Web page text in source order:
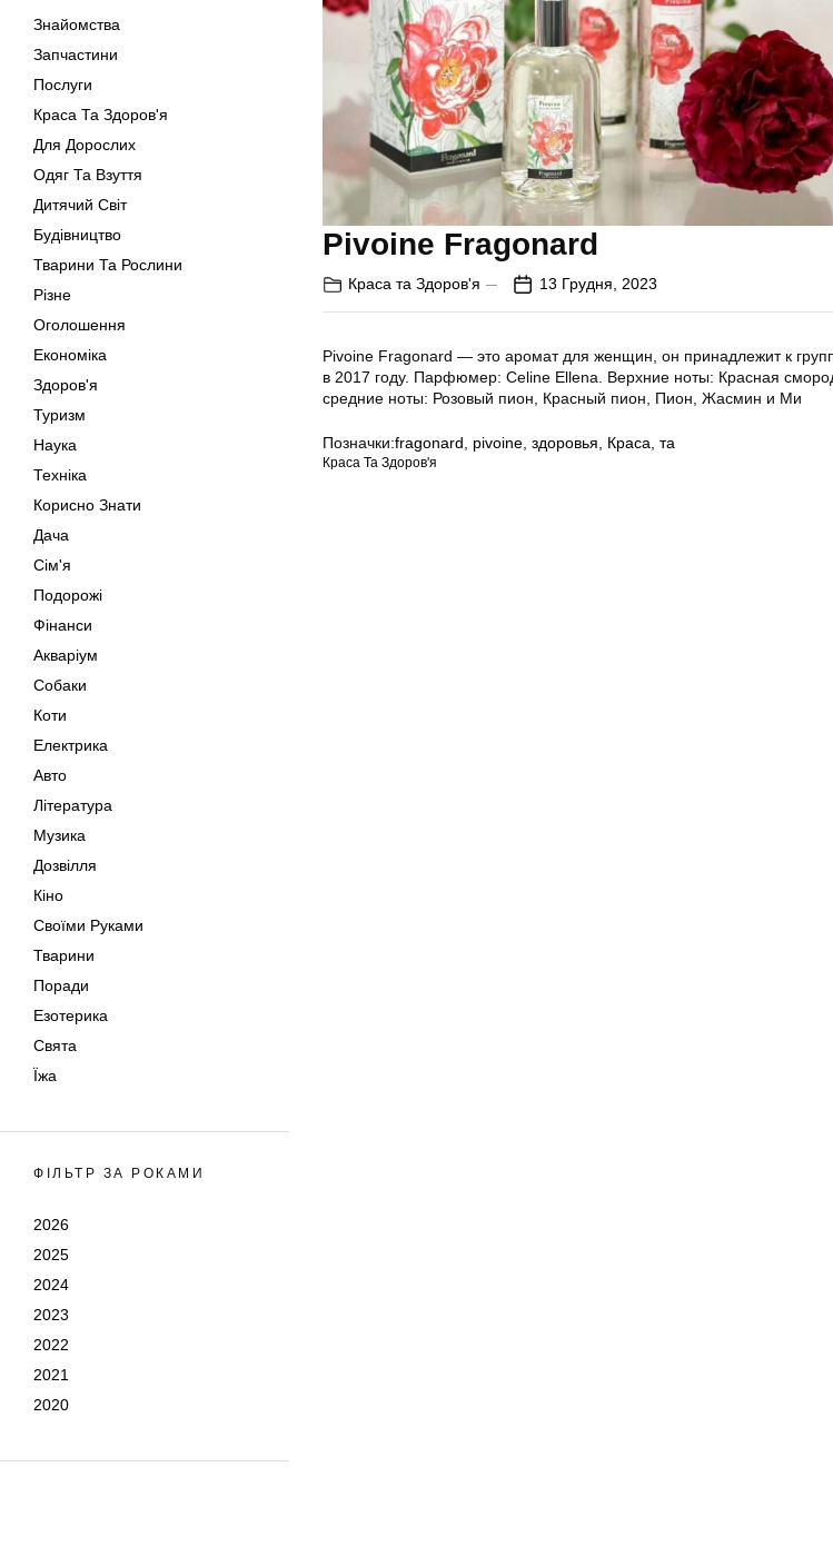
Знайомства
Запчастини
Послуги
Краса Та Здоров'я
Для Дорослих
Одяг Та Взуття
Дитячий Світ
Будівництво
Тварини Та Рослини
Різне
Оголошення
Економіка
Здоров'я
Туризм
Наука
Техніка
Корисно Знати
Дача
Сім'я
Подорожі
Фінанси
Акваріум
Собаки
Коти
Електрика
Авто
Література
Музика
Дозвілля
Кіно
Своїми Руками
Тварини
Поради
Езотерика
Свята
Їжа
ФІЛЬТР ЗА РОКАМИ
2026
2025
2024
2023
2022
2021
2020
Pivoine Fragonard
Краса та Здоров'я 13 Грудня, 2023
Pivoine Fragonard — это аромат для женщин, он принадлежит к
в 2017 году. Парфюмер: Celine Ellena. Верхние ноты: Красная
средние ноты: Розовый пион, Красный пион, Пион, Жасмин и Ми
Позначки:fragonard pivoine здоровья Краса та
Краса Та Здоров'я